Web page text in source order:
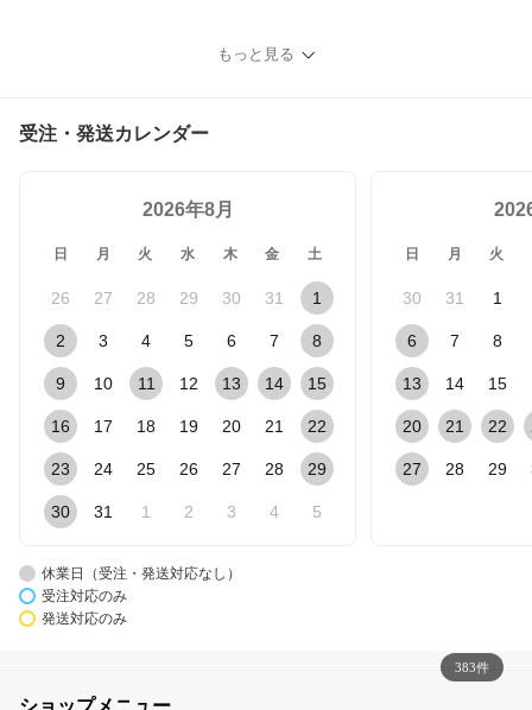
383件
もっと見る
受注・発送カレンダー
2026年8月
日 月 火 水 木 金 土
26 27 28 29 30 31 1
2 3 4 5 6 7 8
9 10 11 12 13 14 15
16 17 18 19 20 21 22
23 24 25 26 27 28 29
30 31 1 2 3 4 5
日 月 火
30 31 1
6 7 8
13 14 15
20 21 22
27 28 29
休業日（受注・発送対応なし）
受注対応のみ
発送対応のみ
ショップメニュー